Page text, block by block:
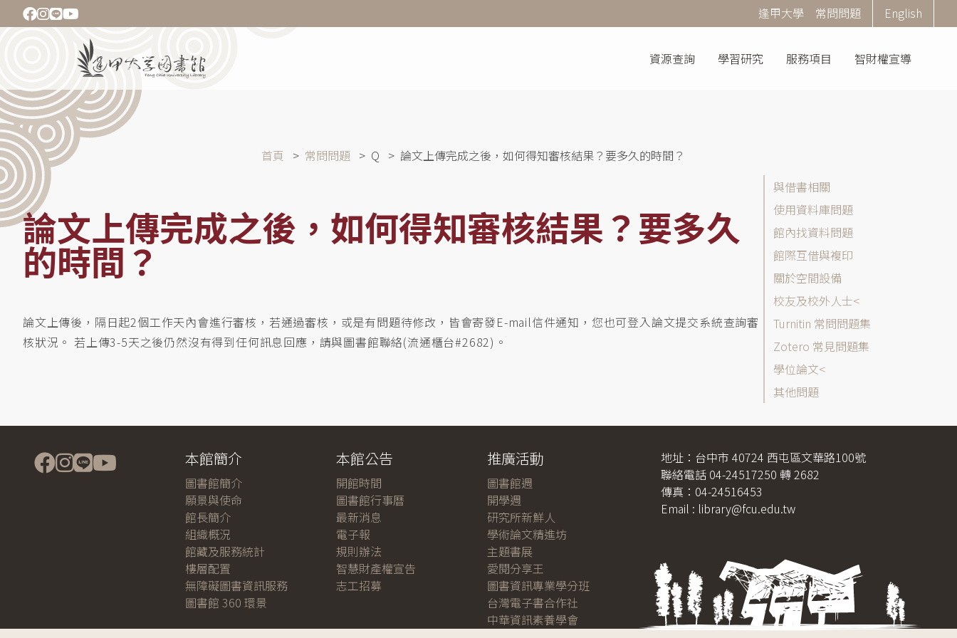
至
Corner
Menu
逢甲大學 常問問題 English
資源查詢 學習研究 服務項目 智財權宣導
導
航
連
結
首頁 常問問題 Q 論文上傳完成之後，如何得知審核結果？要多久的時間？
論文上傳完成之後，如何得知審核結果？要多久
的時間？
論文上傳後，隔日起2個工作天內會進行審核，若通過審核，或是有問題待修改，皆會寄發E-mail信件通知，您也可登入論文提交系統查詢審
核狀況。 若上傳3-5天之後仍然沒有得到任何訊息回應，請與圖書館聯絡(流通櫃台#2682)。
題
(FAQ)
分
類
列
表
與借書相關
使用資料庫問題
館內找資料問題
館際互借與複印
關於空間設備
校友及校外人士
Turnitin 常問問題集
Zotero 常見問題集
學位論文
其他問題
本館簡介
圖書館簡介
願景與使命
館長簡介
組織概況
館藏及服務統計
樓層配置
無障礙圖書資訊服務
圖書館 360 環景
本館公告
開館時間
圖書館行事曆
最新消息
電子報
規則辦法
智慧財產權宣告
志工招募
推廣活動
圖書館週
開學週
研究所新鮮人
學術論文精進坊
主題書展
愛閱分享王
圖書資訊專業學分班
台灣電子書合作社
中華資訊素養學會
地址：台中市 40724 西屯區文華路100號
聯絡電話 04-24517250 轉 2682
傳真：04-24516453
Email : library@fcu.edu.tw